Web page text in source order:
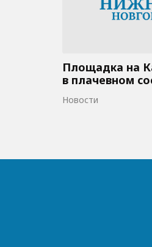
Площадка на
в плачевном
Новости